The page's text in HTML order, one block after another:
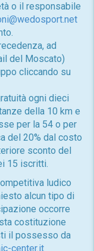
o il responsabile
ad
del Moscato)
cliccando su
ogni dieci
della 10 km e
per la 54 o per
del 20% dal costo
sconto del
15 iscritti.
ludico
alcun tipo di
occorre
costituzione
il possesso da
center.it